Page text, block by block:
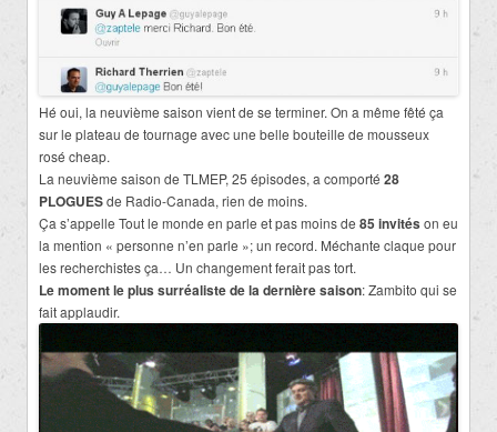
Hé oui, la neuvième saison vient de se terminer. On a même fêté ça
sur le plateau de tournage avec une belle bouteille de mousseux
rosé cheap.
La neuvième saison de TLMEP, 25 épisodes, a comporté 28
PLOGUESde Radio-Canada, rien de moins.
Ça s’appelle Tout le monde en parle et pas moins de 85 invités on eu
la mention « personne n’en parle »; un record. Méchante claque pour
les recherchistes ça… Un changement ferait pas tort.
Le moment le plus surréaliste de la dernière saison: Zambito qui se
fait applaudir.